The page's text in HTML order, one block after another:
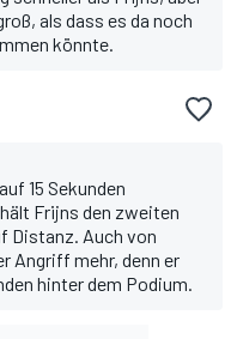
als dass es da noch
könnte.
15 Sekunden
Frijns den zweiten
Distanz. Auch von
Angriff mehr, denn er
hinter dem Podium.